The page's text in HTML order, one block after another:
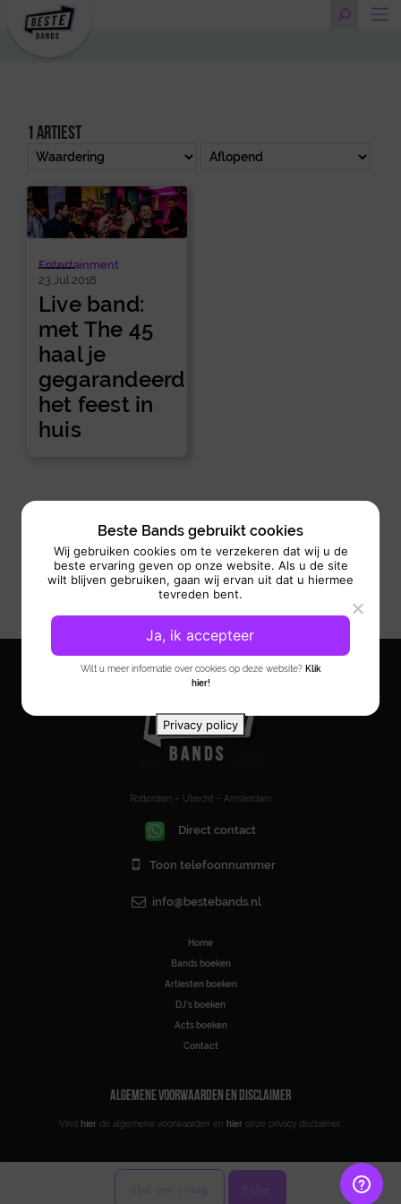
1 artiest
Stel een vraag Filter
Entertainment
23 Jul 2018
Live band:
met The 45
haal je
gegarandeerd
het feest in
huis
Rotterdam – Utrecht – Amsterdam
Direct contact
Toon telefoonnummer
info@bestebands.nl
Home
Bands boeken
Artiesten boeken
DJ’s boeken
Acts boeken
Contact
ALGEMENE VOORWAARDEN EN DISCLAIMER
Vind hier de algemene voorwaarden en hier onze privacy disclaimer.
Beste Bands gebruikt cookies
Wij gebruiken cookies om te verzekeren dat wij u de
beste ervaring geven op onze website. Als u de site
wilt blijven gebruiken, gaan wij ervan uit dat u hiermee
tevreden bent.
Wilt u meer informatie over cookies op deze website? Klik
hier!
Ja, ik accepteer
Privacy policy